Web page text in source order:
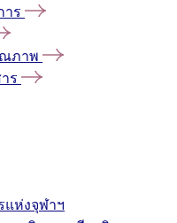
าร
ณภาพ
ร
แห่งจุฬาฯ